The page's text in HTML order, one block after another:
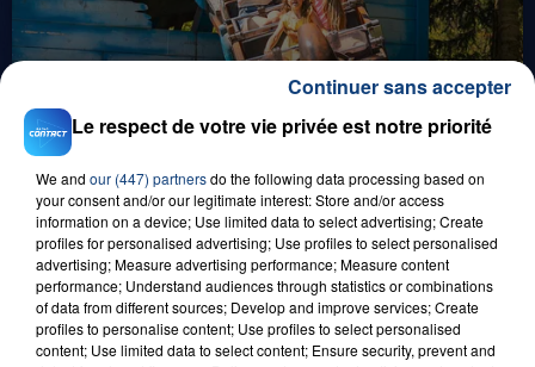
8 août 2026
GAGNEZ VOS ENTRÉES EN FAMILLE À
BAGATELLE !
Le respect de votre vie privée est notre priorité
We and our (447) partnersdo the following data processing based on
your consent and/or our legitimate interest: Store and/or access
information on a device; Use limited data to select advertising; Create
profiles for personalised advertising; Use profiles to select personalised
advertising; Measure advertising performance; Measure content
performance; Understand audiences through statistics or combinations
of data from different sources; Develop and improve services; Create
profiles to personalise content; Use profiles to select personalised
content; Use limited data to select content; Ensure security, prevent and
Continuer sans accepter